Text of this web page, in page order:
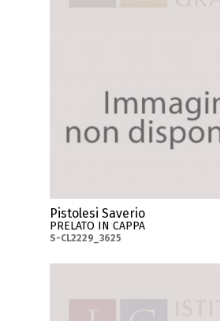
Pistolesi Saverio
PRELATO IN CAPPA
S-CL2229_3625